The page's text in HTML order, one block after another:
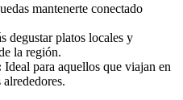
mantenerte conectado
degustar platos locales y
la región.
Ideal para aquellos que viajan en